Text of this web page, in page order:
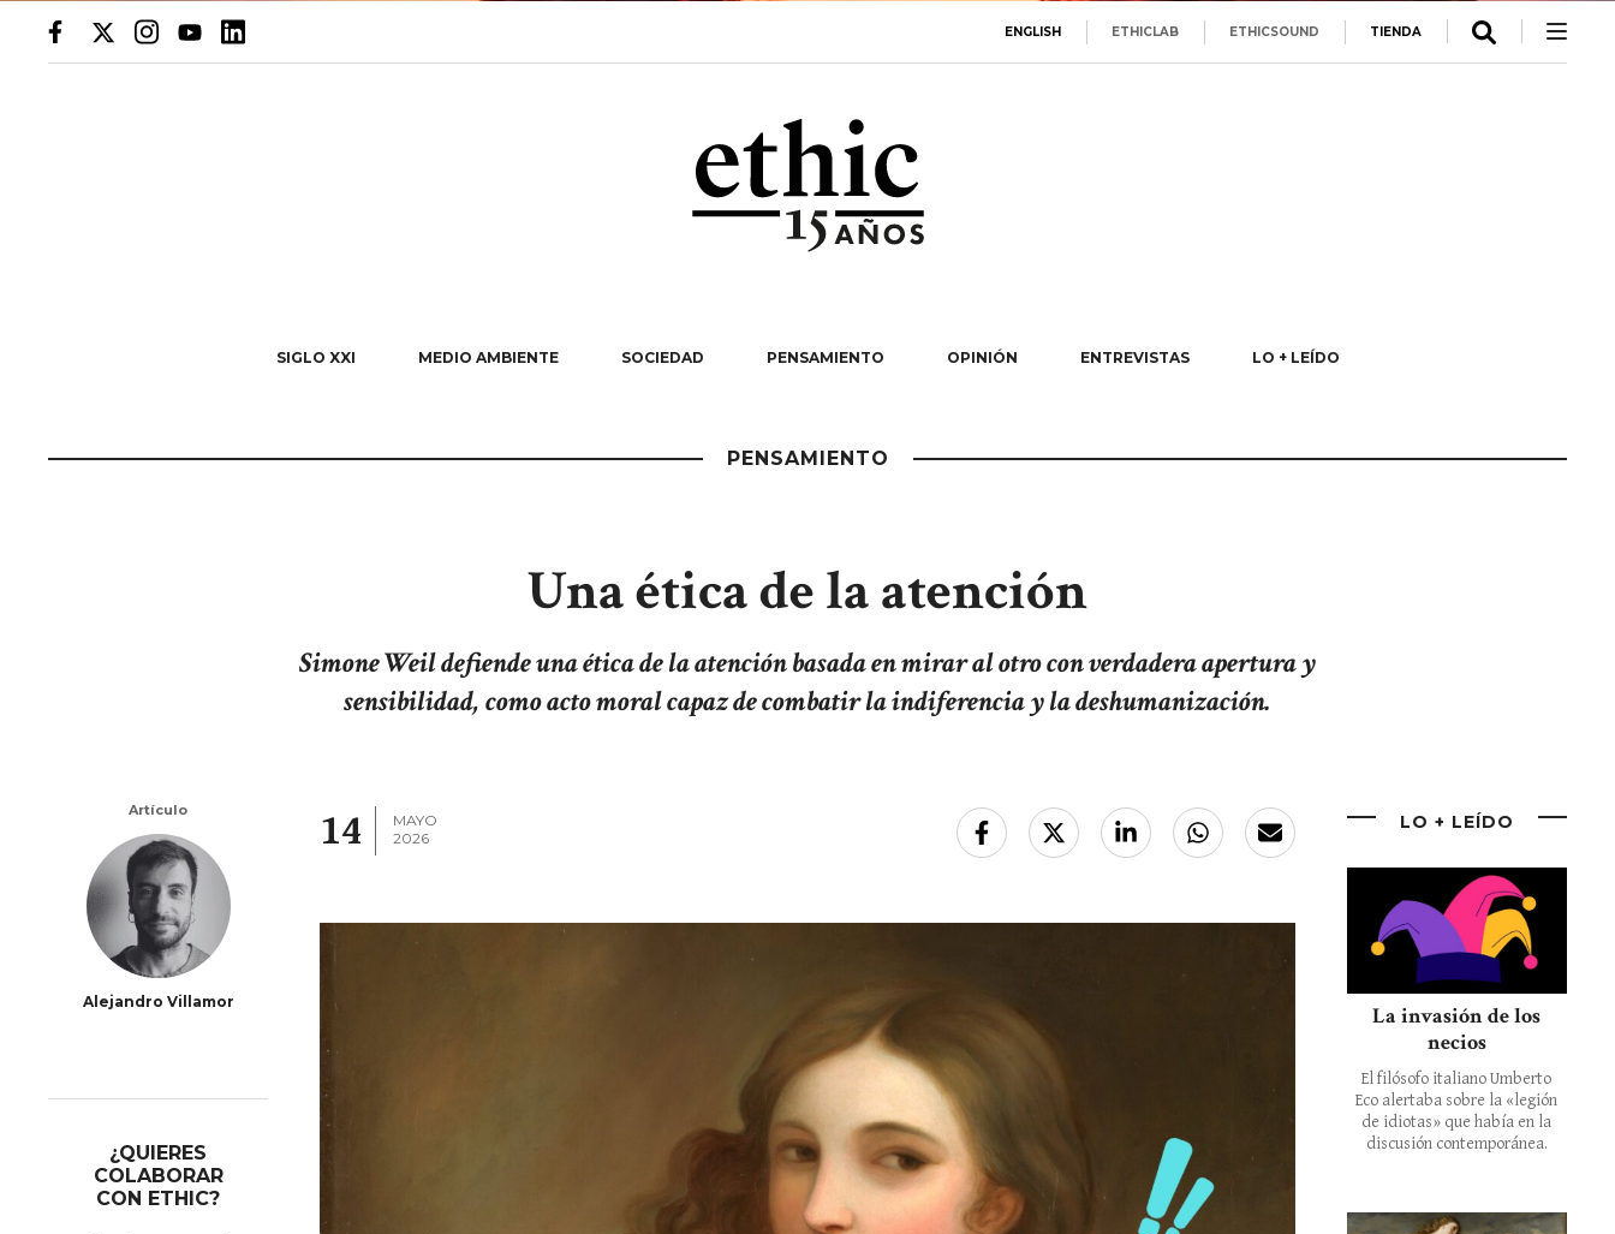
ENGLISH ETHICLAB ETHICSOUND TIENDA
SIGLO XXI MEDIO AMBIENTE SOCIEDAD PENSAMIENTO OPINIÓN ENTREVISTAS LO + LEÍDO
PENSAMIENTO
Una ética de la atención
Simone Weil defiende una ética de la atención basada en mirar al otro con verdadera apertura y
sensibilidad, como acto moral capaz de combatir la indiferencia y la deshumanización.
Artículo
Alejandro Villamor
¿QUIERES
COLABORAR
CON ETHIC?
14
MAYO
2026
LO + LEÍDO
La invasión de los
necios
El filósofo italiano Umberto
Eco alertaba sobre la «legión
de idiotas» que había en la
discusión contemporánea.